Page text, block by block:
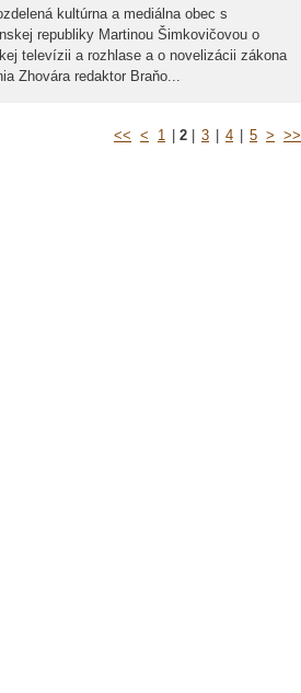
kultúrna a mediálna obec s
republiky Martinou Šimkovičovou o
televízii a rozhlase a o novelizácii zákona
Zhovára redaktor Braňo...
<< < 1 2 3 4 5 > >>